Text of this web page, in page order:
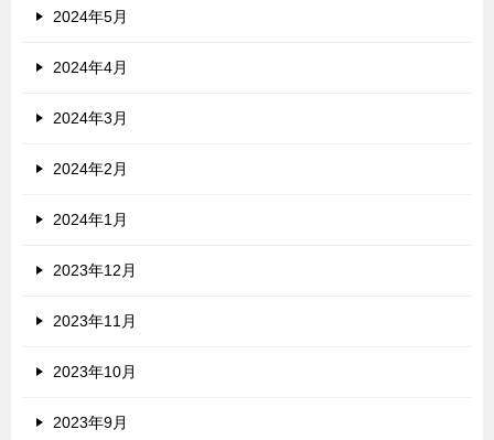
2024年5月
2024年4月
2024年3月
2024年2月
2024年1月
2023年12月
2023年11月
2023年10月
2023年9月